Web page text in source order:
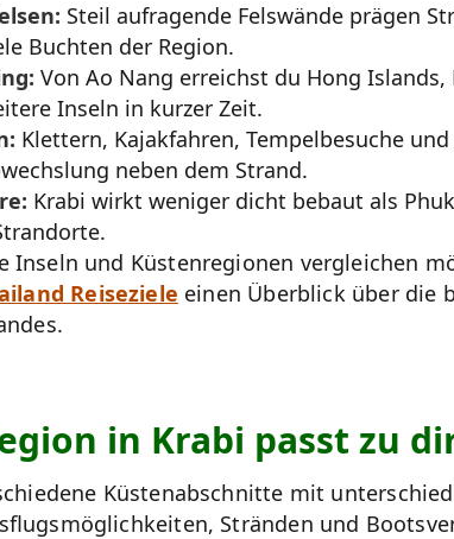
Steil aufragende Felswände prägen
Buchten der Region.
Von Ao Nang erreichst du Hong Islands,
Inseln in kurzer Zeit.
Klettern, Kajakfahren, Tempelbesuche
neben dem Strand.
Krabi wirkt weniger dicht bebaut als
Inseln und Küstenregionen vergleichen
Reiseziele einen Überblick über die
in Krabi passt zu
Küstenabschnitte mit
Stränden und